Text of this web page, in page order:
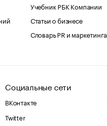
Учебник РБК Компании
Статьи о бизнесе
Словарь PR и маркетинга
Социальные сети
ВКонтакте
Twitter